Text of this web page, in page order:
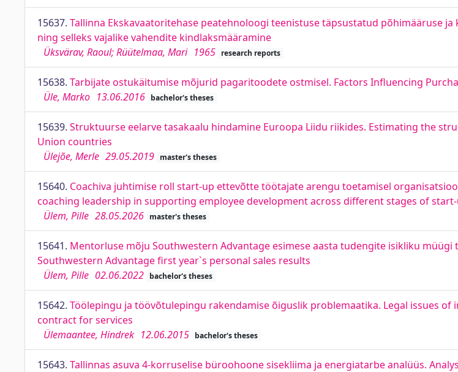
15637. Tallinna Ekskavaatoritehase peatehnoloogi teenistuse täpsustatud põhimääruse
ning selleks vajalike vahendite kindlaksmääramine
Üksvärav, Raoul; Rüütelmaa, Mari 1965 research reports
15638. Tarbijate ostukäitumise mõjurid pagaritoodete ostmisel. Factors Influencing
Üle, Marko 13.06.2016 bachelor's theses
15639. Struktuurse eelarve tasakaalu hindamine Euroopa Liidu riikides. Estimating the
Union countries
Ülejõe, Merle 29.05.2019 master's theses
15640. Coachiva juhtimise roll start-up ettevõtte töötajate arengu toetamisel
coaching leadership in supporting employee development across different stages of
Ülem, Pille 28.05.2026 master's theses
15641. Mentorluse mõju Southwestern Advantage esimese aasta tudengite isikliku
Southwestern Advantage first year`s personal sales results
Ülem, Pille 02.06.2022 bachelor's theses
15642. Töölepingu ja töövõtulepingu rakendamise õiguslik problemaatika. Legal issues
contract for services
Ülemaantee, Hindrek 12.06.2015 bachelor's theses
15643. Tallinnas asuva 4-korruselise büroohoone sisekliima ja energiatarbe analüüs.